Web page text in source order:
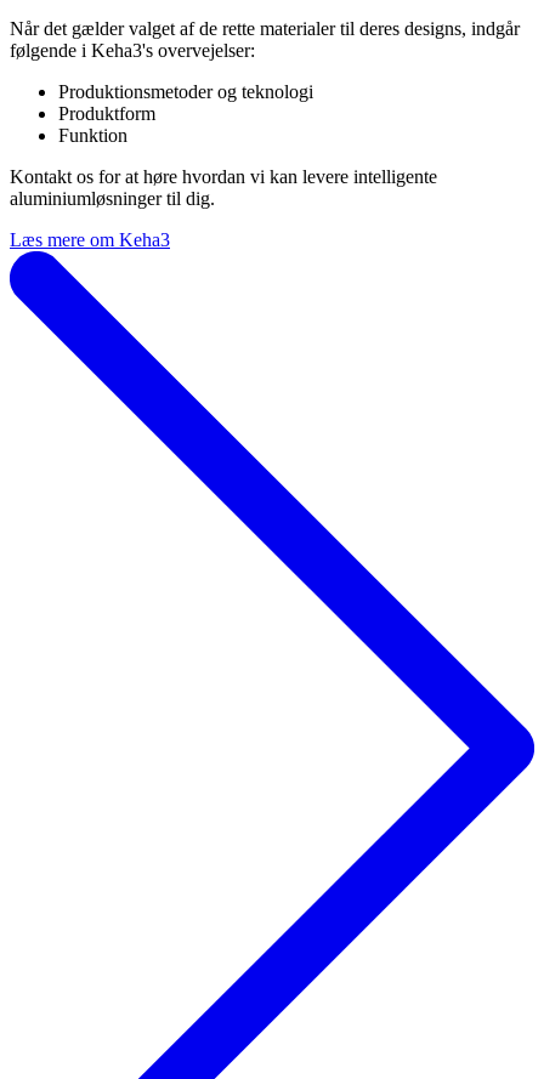
Når det gælder valget af de rette materialer til deres designs, indgår
følgende i Keha3's overvejelser:
Produktionsmetoder og teknologi
Produktform
Funktion
Kontakt os for at høre hvordan vi kan levere intelligente
aluminiumløsninger til dig.
Læs mere om Keha3